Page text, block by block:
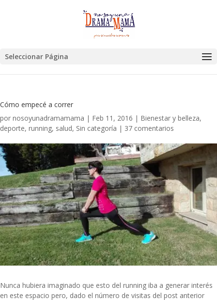
Seleccionar Página
Cómo empecé a correr
por nosoyunadramamama | Feb 11, 2016 | Bienestar y belleza,
deporte, running, salud, Sin categoría | 37 comentarios
Nunca hubiera imaginado que esto del running iba a generar interés
en este espacio pero, dado el número de visitas del post anterior